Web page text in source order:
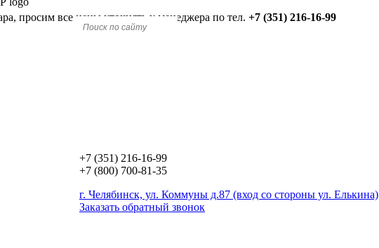
просим все цены уточнять у менеджера по тел. +7 (351) 216-16-99
+7 (351) 216-16-99
+7 (800) 700-81-35
г. Челябинск, ул. Коммуны д.87 (вход со стороны ул. Елькина)
Заказать обратный звонок